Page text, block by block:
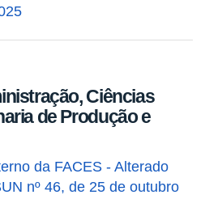
Ciências
de Produção e
da FACES - Alterado
nº 46, de 25 de outubro